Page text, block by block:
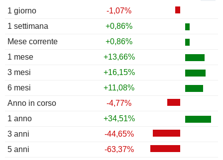
1 giorno
-1,07%
1 settimana
+0,86%
Mese corrente
+0,86%
1 mese
+13,66%
3 mesi
+16,15%
6 mesi
+11,08%
Anno in corso
-4,77%
1 anno
+34,51%
3 anni
-44,65%
5 anni
-63,37%